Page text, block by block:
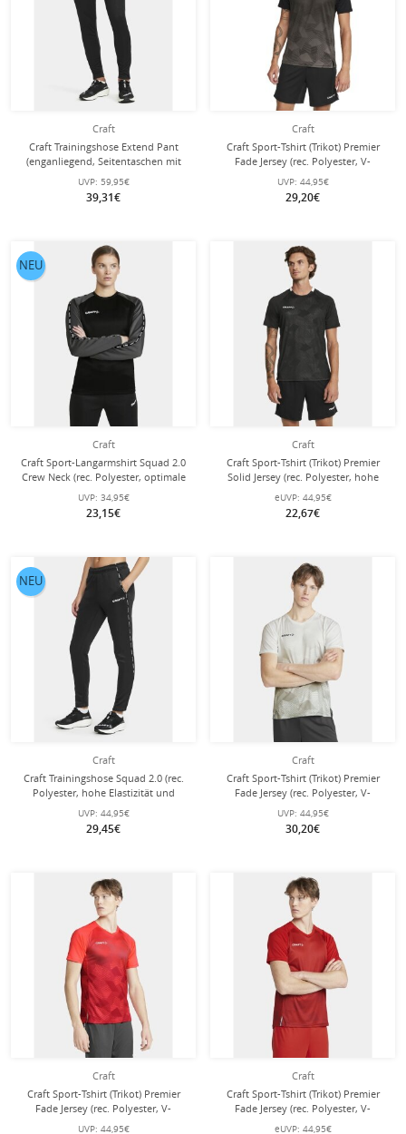
Craft
Craft Trainingshose Extend Pant
(enganliegend, Seitentaschen mit
Reissverschluss) lang schwarz
Herren
UVP: 59,95€
39,31€
Craft
Craft Sport-Tshirt (Trikot) Premier
Fade Jersey (rec. Polyester, V-
Ausschnitt) schwarz Herren
UVP: 44,95€
29,20€
Craft
Craft Sport-Langarmshirt Squad 2.0
Crew Neck (rec. Polyester, optimale
Bewegungsfreiheit) schwarz Damen
UVP: 34,95€
23,15€
NEU
Craft
Craft Sport-Tshirt (Trikot) Premier
Solid Jersey (rec. Polyester, hohe
Elastizität) schwarz Herren
eUVP: 44,95€
22,67€
Craft
Craft Trainingshose Squad 2.0 (rec.
Polyester, hohe Elastizität und
ergonomisches Design) lang schwarz
Damen
UVP: 44,95€
29,45€
NEU
Craft
Craft Sport-Tshirt (Trikot) Premier
Fade Jersey (rec. Polyester, V-
Ausschnitt) weiss Herren
UVP: 44,95€
30,20€
Craft
Craft Sport-Tshirt (Trikot) Premier
Fade Jersey (rec. Polyester, V-
Ausschnitt) orange/rot Herren
UVP: 44,95€
Craft
Craft Sport-Tshirt (Trikot) Premier
Fade Jersey (rec. Polyester, V-
Ausschnitt) rot Herren
eUVP: 44,95€